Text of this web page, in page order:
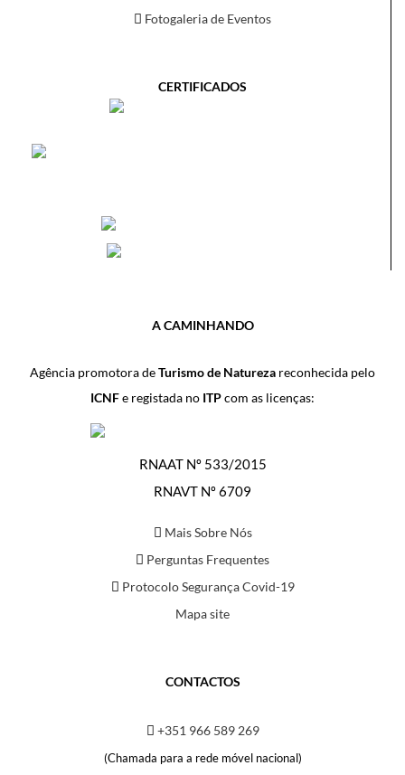
Fotogaleria de Eventos
CERTIFICADOS
A CAMINHANDO
Agência promotora deTurismo de Natureza reconhecida pelo
ICNFe registada no ITPcom as licenças:
RNAAT Nº 533/2015
RNAVT Nº 6709
Mais Sobre Nós
Perguntas Frequentes
Protocolo Segurança Covid-19
Mapa site
CONTACTOS
+351 966 589 269
(Chamada para a rede móvel nacional)